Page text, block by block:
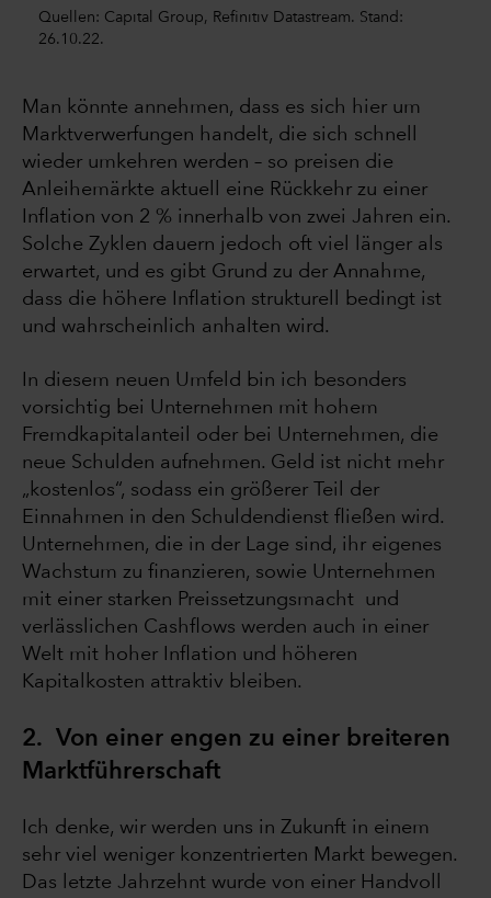
Quellen: Capital Group, Refinitiv Datastream. Stand:
26.10.22.
Man könnte annehmen, dass es sich hier um
Marktverwerfungen handelt, die sich schnell
wieder umkehren werden – so preisen die
Anleihemärkte aktuell eine Rückkehr zu einer
Inflation von 2 % innerhalb von zwei Jahren ein.
Solche Zyklen dauern jedoch oft viel länger als
erwartet, und es gibt Grund zu der Annahme,
dass die höhere Inflation strukturell bedingt ist
und wahrscheinlich anhalten wird.
In diesem neuen Umfeld bin ich besonders
vorsichtig bei Unternehmen mit hohem
Fremdkapitalanteil oder bei Unternehmen, die
neue Schulden aufnehmen. Geld ist nicht mehr
„kostenlos“, sodass ein größerer Teil der
Einnahmen in den Schuldendienst fließen wird.
Unternehmen, die in der Lage sind, ihr eigenes
Wachstum zu finanzieren, sowie Unternehmen
mit einer starken Preissetzungsmacht und
verlässlichen Cashflows werden auch in einer
Welt mit hoher Inflation und höheren
Kapitalkosten attraktiv bleiben.
2. Von einer engen zu einer breiteren
Marktführerschaft
Ich denke, wir werden uns in Zukunft in einem
sehr viel weniger konzentrierten Markt bewegen.
Das letzte Jahrzehnt wurde von einer Handvoll